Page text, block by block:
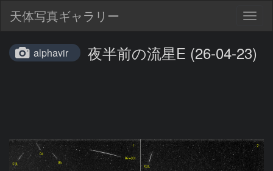
天体写真ギャラリー
alphavir 夜半前の流星E (26-04-23)